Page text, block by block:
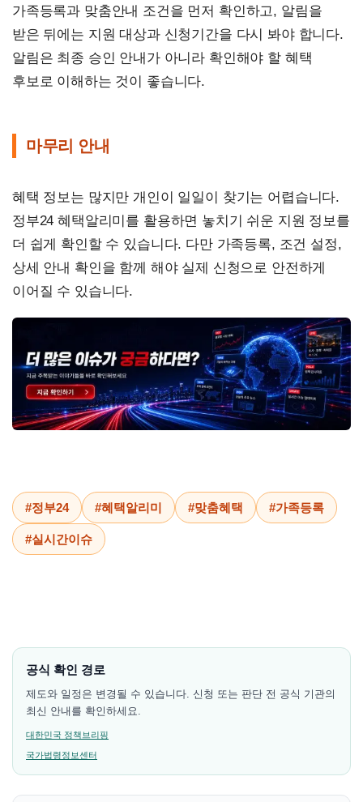
가족등록과 맞춤안내 조건을 먼저 확인하고, 알림을
받은 뒤에는 지원 대상과 신청기간을 다시 봐야 합니다.
알림은 최종 승인 안내가 아니라 확인해야 할 혜택
후보로 이해하는 것이 좋습니다.
마무리 안내
혜택 정보는 많지만 개인이 일일이 찾기는 어렵습니다.
정부24 혜택알리미를 활용하면 놓치기 쉬운 지원 정보를
더 쉽게 확인할 수 있습니다. 다만 가족등록, 조건 설정,
상세 안내 확인을 함께 해야 실제 신청으로 안전하게
이어질 수 있습니다.
#정부24 #혜택알리미 #맞춤혜택 #가족등록
#실시간이슈
공식 확인 경로
제도와 일정은 변경될 수 있습니다. 신청 또는 판단 전 공식 기관의
최신 안내를 확인하세요.
대한민국 정책브리핑
국가법령정보센터